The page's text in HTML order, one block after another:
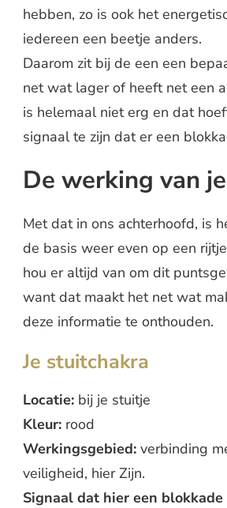
hebben, zo is ook het
iedereen een beetje anders.
Daarom zit bij de een een
net wat lager of heeft net een
is helemaal niet erg en dat
signaal te zijn dat er een
De werking van je
Met dat in ons achterhoofd, is
de basis weer even op een
hou er altijd van om dit
want dat maakt het net wat
deze informatie te onthouden.
Je stuitchakra
Locatie: bij je stuitje
Kleur: rood
Werkingsgebied: verbinding
veiligheid, hier Zijn.
Signaal dat hier een blokkade